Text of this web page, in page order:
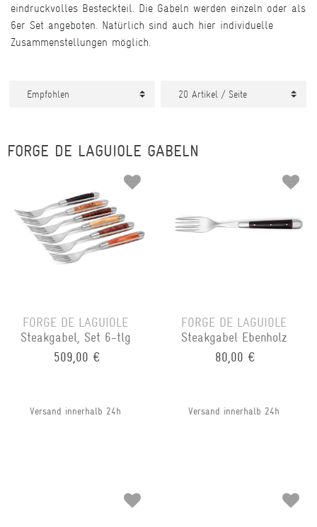
eindruckvolles Besteckteil. Die Gabeln werden einzeln oder als
6er Set angeboten. Natürlich sind auch hier individuelle
Zusammenstellungen möglich.
FORGE DE LAGUIOLE GABELN
FORGE DE LAGUIOLE
Steakgabel, Set 6-tlg
509,00 €
Versand innerhalb 24h
FORGE DE LAGUIOLE
Steakgabel Ebenholz
80,00 €
Versand innerhalb 24h